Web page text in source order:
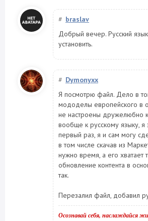
# braslav
Добрый вечер. Русский
установить.
# Dymonyxx
Я посмотрю файл. Дело в
мододелы европейского в
не настроены дружелюбно
вообще к русскому языку, я
первый раз, я и сам могу
в том числе скачав из
нужно время, а его хватает
обновление контента в
так.
Перезалил файл, добавил
Осознавай себя, наслаждайся